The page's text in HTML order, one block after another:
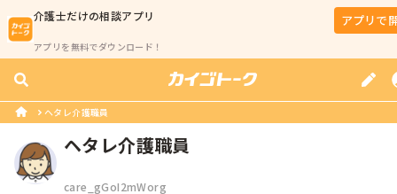
介護士だけの相談アプリ
アプリを無料でダウンロード！
アプリで
ヘタレ介護職員
ヘタレ介護職員
care_gGoI2mWorg